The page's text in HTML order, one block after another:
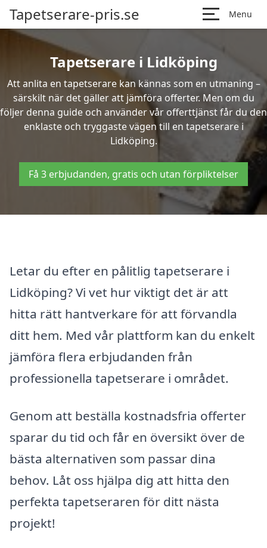
Tapetserare-pris.se Menu
Tapetserare i Lidköping
Att anlita en tapetserare kan kännas som en utmaning –
särskilt när det gäller att jämföra offerter. Men om du
följer denna guide och använder vår offerttjänst får du den
enklaste och tryggaste vägen till en tapetserare i
Lidköping.
Få 3 erbjudanden, gratis och utan förpliktelser
Letar du efter en pålitlig tapetserare i
Lidköping? Vi vet hur viktigt det är att
hitta rätt hantverkare för att förvandla
ditt hem. Med vår plattform kan du enkelt
jämföra flera erbjudanden från
professionella tapetserare i området.
Genom att beställa kostnadsfria offerter
sparar du tid och får en översikt över de
bästa alternativen som passar dina
behov. Låt oss hjälpa dig att hitta den
perfekta tapetseraren för ditt nästa
projekt!